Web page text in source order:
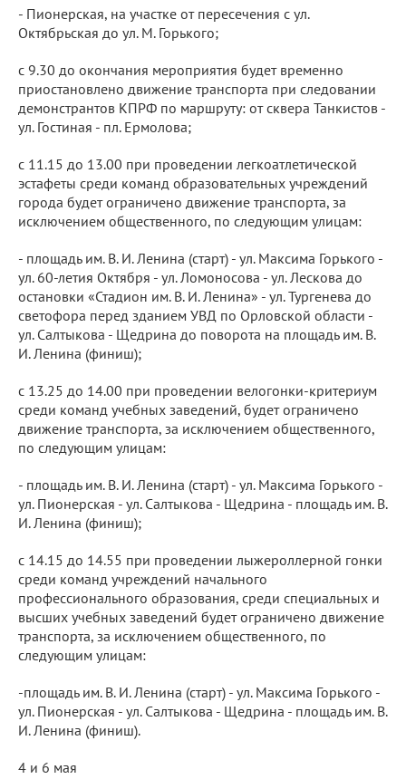
- Пионерская, на участке от пересечения с ул.
Октябрьская до ул. М. Горького;
с 9.30 до окончания мероприятия будет временно
приостановлено движение транспорта при следовании
демонстрантов КПРФ по маршруту: от сквера Танкистов -
ул. Гостиная - пл. Ермолова;
с 11.15 до 13.00 при проведении легкоатлетической
эстафеты среди команд образовательных учреждений
города будет ограничено движение транспорта, за
исключением общественного, по следующим улицам:
- площадь им. В. И. Ленина (старт) - ул. Максима Горького -
ул. 60-летия Октября - ул. Ломоносова - ул. Лескова до
остановки «Стадион им. В. И. Ленина» - ул. Тургенева до
светофора перед зданием УВД по Орловской области -
ул. Салтыкова - Щедрина до поворота на площадь им. В.
И. Ленина (финиш);
с 13.25 до 14.00 при проведении велогонки-критериум
среди команд учебных заведений, будет ограничено
движение транспорта, за исключением общественного,
по следующим улицам:
- площадь им. В. И. Ленина (старт) - ул. Максима Горького -
ул. Пионерская - ул. Салтыкова - Щедрина - площадь им. В.
И. Ленина (финиш);
с 14.15 до 14.55 при проведении лыжероллерной гонки
среди команд учреждений начального
профессионального образования, среди специальных и
высших учебных заведений будет ограничено движение
транспорта, за исключением общественного, по
следующим улицам:
-площадь им. В. И. Ленина (старт) - ул. Максима Горького -
ул. Пионерская - ул. Салтыкова - Щедрина - площадь им. В.
И. Ленина (финиш).
4 и 6 мая